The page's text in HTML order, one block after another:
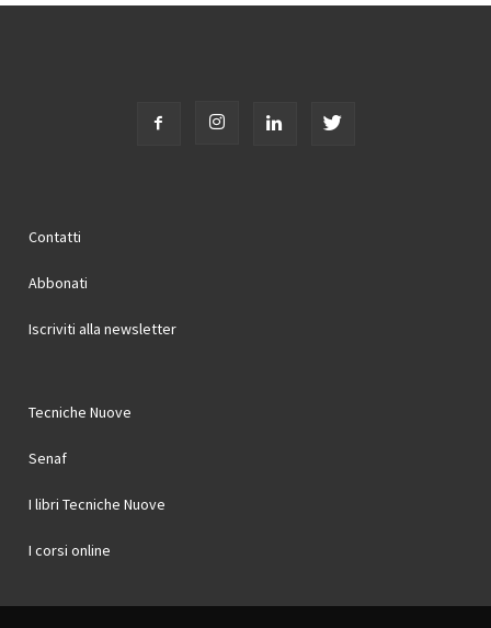
Contatti
Abbonati
Iscriviti alla newsletter
Tecniche Nuove
Senaf
I libri Tecniche Nuove
I corsi online